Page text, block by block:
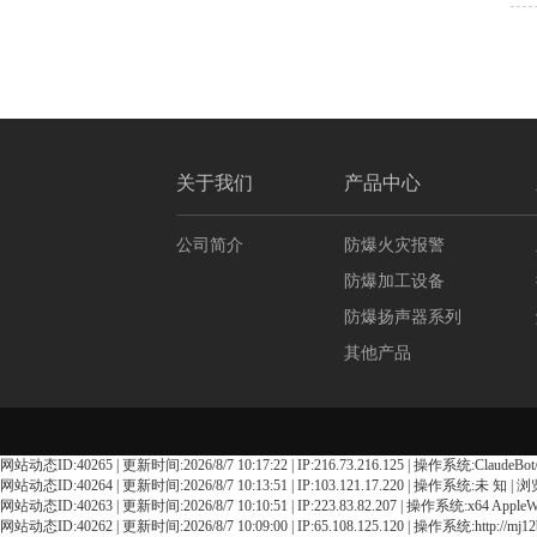
关于我们 产品中心
公司简介
防爆火灾报警
防爆加工设备
防爆扬声器系列
其他产品
网站动态ID:40265 | 更新时间:2026/8/7 10:17:22 | IP:216.73.216.125 | 操作系统
网站动态ID:40264 | 更新时间:2026/8/7 10:13:51 | IP:103.121.17.220 | 操作系统:未 知 |
网站动态ID:40263 | 更新时间:2026/8/7 10:10:51 | IP:223.83.82.207 | 操作系统:x64
网站动态ID:40262 | 更新时间:2026/8/7 10:09:00 | IP:65.108.125.120 | 操作系统:http://